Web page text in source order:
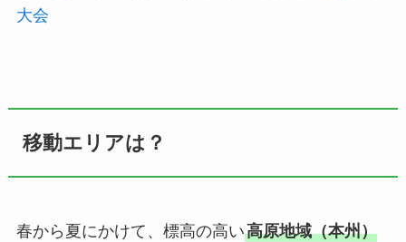
大会
移動エリアは？
春から夏にかけて、標高の高い高原地域（本州）